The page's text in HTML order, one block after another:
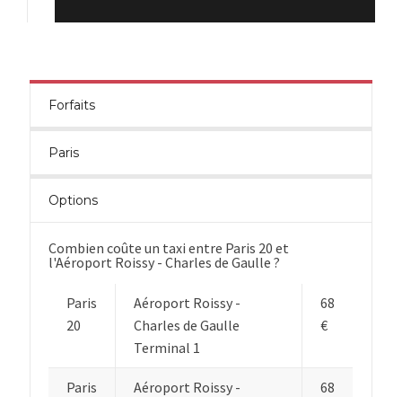
Forfaits
Paris
Options
Combien coûte un taxi entre Paris 20 et
l'Aéroport Roissy - Charles de Gaulle ?
Paris
20
Aéroport Roissy -
Charles de Gaulle
Terminal 1
68
€
Paris
Aéroport Roissy -
68